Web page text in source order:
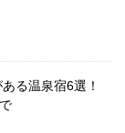
る温泉宿6選！